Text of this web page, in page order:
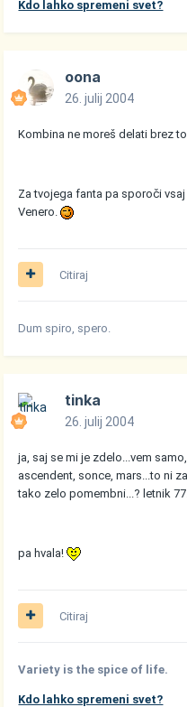
Kdo lahko spremeni svet?
oona
26. julij 2004
Kombina ne moreš delati brez
Za tvojega fanta pa sporoči
Venero.
Citiraj
Dum spiro, spero.
tinka
26. julij 2004
ja, saj se mi je zdelo...vem
ascendent, sonce, mars...to ni
tako zelo pomembni...? letnik
pa hvala!
Citiraj
Variety is the spice of life.
Kdo lahko spremeni svet?